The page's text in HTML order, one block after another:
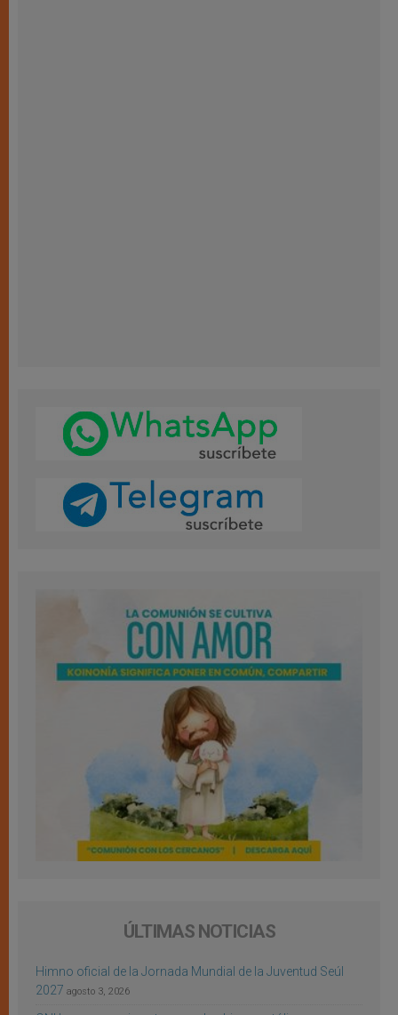
ÚLTIMAS NOTICIAS
Himno oficial de la Jornada Mundial de la Juventud Seúl
2027 agosto 3, 2026